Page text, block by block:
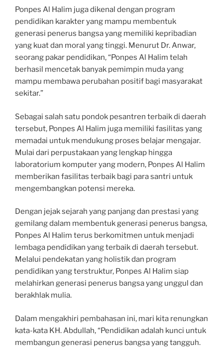
Ponpes Al Halim juga dikenal dengan program
pendidikan karakter yang mampu membentuk
generasi penerus bangsa yang memiliki kepribadian
yang kuat dan moral yang tinggi. Menurut Dr. Anwar,
seorang pakar pendidikan, “Ponpes Al Halim telah
berhasil mencetak banyak pemimpin muda yang
mampu membawa perubahan positif bagi masyarakat
sekitar.”
Sebagai salah satu pondok pesantren terbaik di daerah
tersebut, Ponpes Al Halim juga memiliki fasilitas yang
memadai untuk mendukung proses belajar mengajar.
Mulai dari perpustakaan yang lengkap hingga
laboratorium komputer yang modern, Ponpes Al Halim
memberikan fasilitas terbaik bagi para santri untuk
mengembangkan potensi mereka.
Dengan jejak sejarah yang panjang dan prestasi yang
gemilang dalam membentuk generasi penerus bangsa,
Ponpes Al Halim terus berkomitmen untuk menjadi
lembaga pendidikan yang terbaik di daerah tersebut.
Melalui pendekatan yang holistik dan program
pendidikan yang terstruktur, Ponpes Al Halim siap
melahirkan generasi penerus bangsa yang unggul dan
berakhlak mulia.
Dalam mengakhiri pembahasan ini, mari kita renungkan
kata-kata KH. Abdullah, “Pendidikan adalah kunci untuk
membangun generasi penerus bangsa yang tangguh.